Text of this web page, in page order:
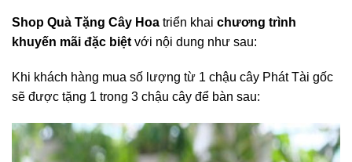
Shop Quà Tặng Cây Hoa triển khai chương trình
khuyến mãi đặc biệt với nội dung như sau:
Khi khách hàng mua số lượng từ 1 chậu cây Phát Tài gốc
sẽ được tặng 1 trong 3 chậu cây để bàn sau: